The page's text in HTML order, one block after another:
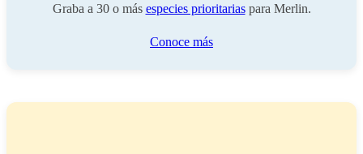
Graba a 30 o más especies prioritariaspara Merlin.
Conoce más